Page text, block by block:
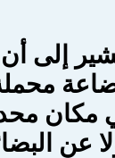
إلى أن
مكان
عن